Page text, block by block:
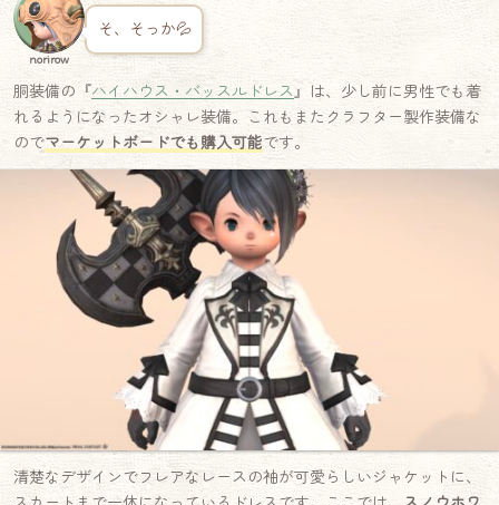
norirow
そ、そっか💦
胴装備の『ハイハウス・バッスルドレス』は、少し前に男性でも着
れるようになったオシャレ装備。これもまたクラフター製作装備な
のでマーケットボードでも購入可能です。
清楚なデザインでフレアなレースの袖が可愛らしいジャケットに、